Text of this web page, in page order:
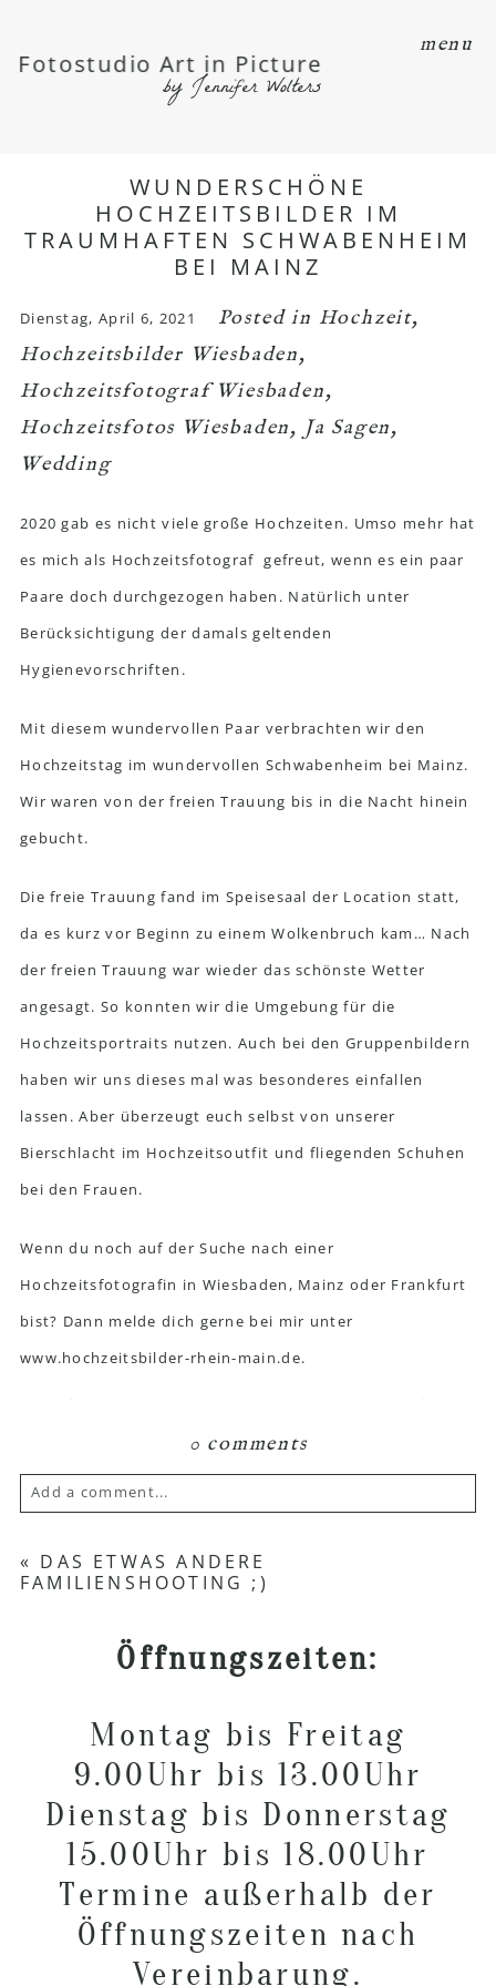
menu
Fotostudio Art in Picture
by Jennifer Wolters
WUNDERSCHÖNE
HOCHZEITSBILDER IM
TRAUMHAFTEN SCHWABENHEIM
BEI MAINZ
Dienstag, April 6, 2021 Posted in Hochzeit,
Hochzeitsbilder Wiesbaden,
Hochzeitsfotograf Wiesbaden,
Hochzeitsfotos Wiesbaden, Ja Sagen,
Wedding
2020 gab es nicht viele große Hochzeiten. Umso mehr hat
es mich als Hochzeitsfotograf gefreut, wenn es ein paar
Paare doch durchgezogen haben. Natürlich unter
Berücksichtigung der damals geltenden
Hygienevorschriften.
Mit diesem wundervollen Paar verbrachten wir den
Hochzeitstag im wundervollen Schwabenheim bei Mainz.
Wir waren von der freien Trauung bis in die Nacht hinein
gebucht.
Die freie Trauung fand im Speisesaal der Location statt,
da es kurz vor Beginn zu einem Wolkenbruch kam… Nach
der freien Trauung war wieder das schönste Wetter
angesagt. So konnten wir die Umgebung für die
Hochzeitsportraits nutzen. Auch bei den Gruppenbildern
haben wir uns dieses mal was besonderes einfallen
lassen. Aber überzeugt euch selbst von unserer
Bierschlacht im Hochzeitsoutfit und fliegenden Schuhen
bei den Frauen.
Wenn du noch auf der Suche nach einer
Hochzeitsfotografin in Wiesbaden, Mainz oder Frankfurt
bist? Dann melde dich gerne bei mir unter
www.hochzeitsbilder-rhein-main.de.
0 comments
Add a comment...
Your email isnever published or shared.
Required fields are marked *
POST COMMENT
« DAS ETWAS ANDERE
FAMILIENSHOOTING ;)
Öffnungszeiten:
Montag bis Freitag
9.00Uhr bis 13.00Uhr
Dienstag bis Donnerstag
15.00Uhr bis 18.00Uhr
Termine außerhalb der
Öffnungszeiten nach
Vereinbarung.